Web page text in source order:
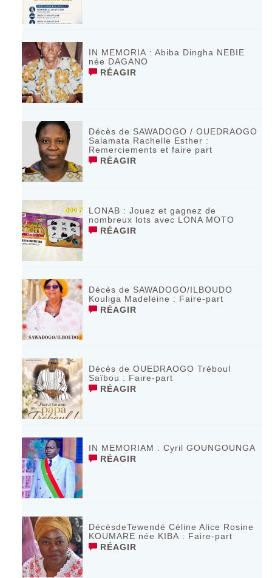
IN MEMORIA : Abiba Dingha NEBIE
née DAGANO
RÉAGIR
Décès de SAWADOGO / OUEDRAOGO
Salamata Rachelle Esther :
Remerciements et faire part
RÉAGIR
LONAB : Jouez et gagnez de
nombreux lots avec LONA MOTO
RÉAGIR
Décès de SAWADOGO/ILBOUDO
Kouliga Madeleine : Faire-part
RÉAGIR
Décès de OUEDRAOGO Tréboul
Saïbou : Faire-part
RÉAGIR
IN MEMORIAM : Cyril GOUNGOUNGA
RÉAGIR
DécèsdeTewendé Céline Alice Rosine
KOUMARE née KIBA : Faire-part
RÉAGIR